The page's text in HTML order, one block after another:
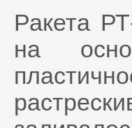
Ракета
на